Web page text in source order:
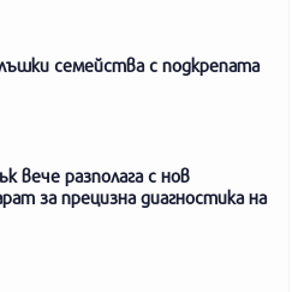
семейства с подкрепата
вече разполага с нов
за прецизна диагностика на